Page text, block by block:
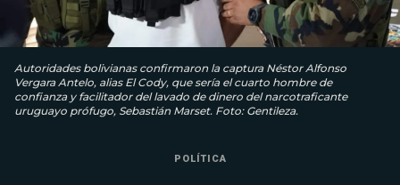
Autoridades bolivianas confirmaron la captura Néstor Alfonso
Vergara Antelo, alias El Cody, que sería el cuarto hombre de
confianza y facilitador del lavado de dinero del narcotraficante
uruguayo prófugo, Sebastián Marset. Foto: Gentileza.
POLÍTICA